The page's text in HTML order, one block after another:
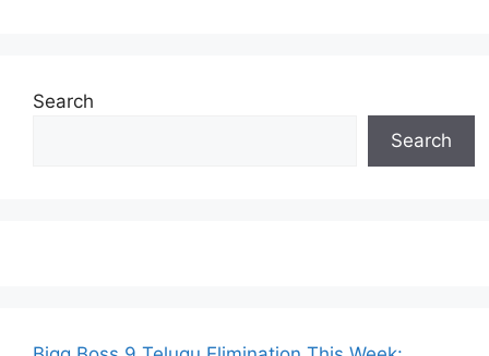
Search
Search